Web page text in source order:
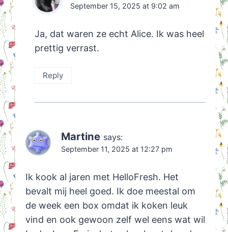
September 15, 2025 at 9:02 am
Ja, dat waren ze echt Alice. Ik was heel
prettig verrast.
Reply
Martine says:
September 11, 2025 at 12:27 pm
Ik kook al jaren met HelloFresh. Het
bevalt mij heel goed. Ik doe meestal om
de week een box omdat ik koken leuk
vind en ook gewoon zelf wel eens wat wil